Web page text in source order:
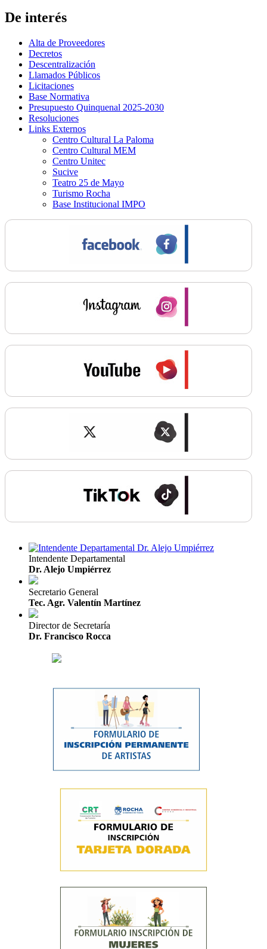
De interés
Alta de Proveedores
Decretos
Descentralización
Llamados Públicos
Licitaciones
Base Normativa
Presupuesto Quinquenal 2025-2030
Resoluciones
Links Externos
Centro Cultural La Paloma
Centro Cultural MEM
Centro Unitec
Sucive
Teatro 25 de Mayo
Turismo Rocha
Base Institucional IMPO
Intendente Departamental
Dr. Alejo Umpiérrez
Secretario General
Tec. Agr. Valentín Martínez
Director de Secretaría
Dr. Francisco Rocca